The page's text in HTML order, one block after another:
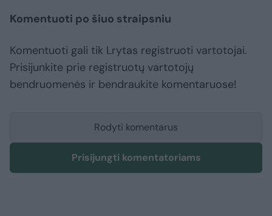
Komentuoti po šiuo straipsniu
Komentuoti gali tik Lrytas registruoti vartotojai.
Prisijunkite prie registruotų vartotojų
bendruomenės ir bendraukite komentaruose!
Rodyti komentarus
Prisijungti komentatoriams